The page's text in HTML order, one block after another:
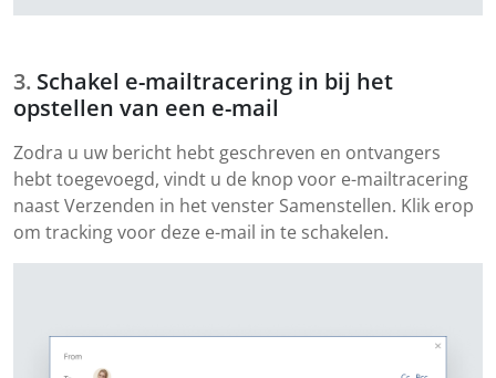
Schakel e-mailtracering in bij het
opstellen van een e-mail
Zodra u uw bericht hebt geschreven en ontvangers
hebt toegevoegd, vindt u de knop voor e-mailtracering
naast Verzenden in het venster Samenstellen. Klik erop
om tracking voor deze e-mail in te schakelen.